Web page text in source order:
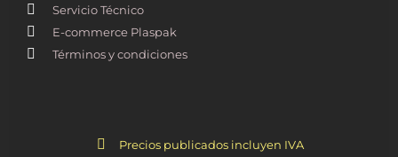
Servicio Técnico
E-commerce Plaspak
Términos y condiciones
Precios publicados incluyen IVA